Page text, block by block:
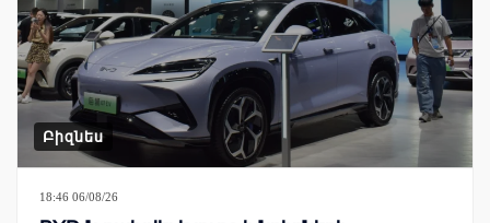
Բիզնես
18:46 06/08/26